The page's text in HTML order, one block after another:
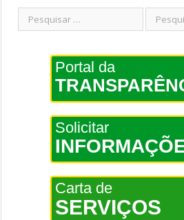
Portal da
Solicitar
Carta de
SERVIÇOS